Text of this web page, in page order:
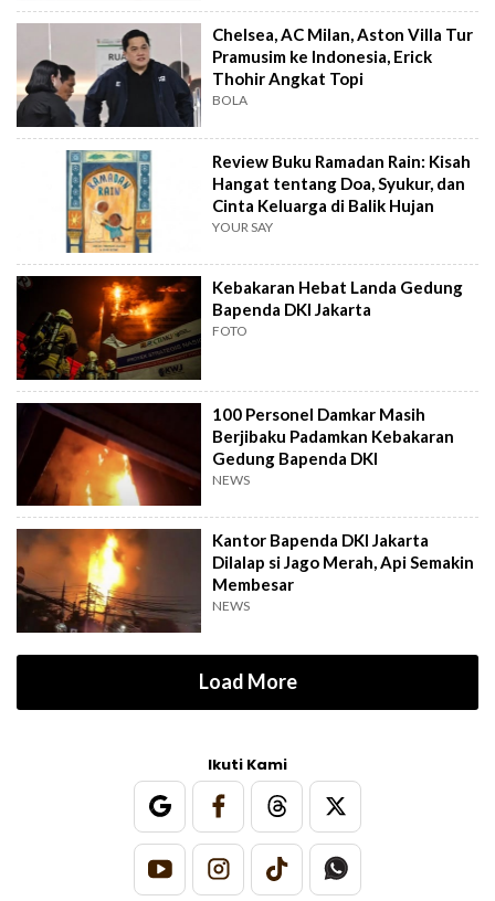
Chelsea, AC Milan, Aston Villa Tur
Pramusim ke Indonesia, Erick
Thohir Angkat Topi
BOLA
Review Buku Ramadan Rain: Kisah
Hangat tentang Doa, Syukur, dan
Cinta Keluarga di Balik Hujan
YOUR SAY
Kebakaran Hebat Landa Gedung
Bapenda DKI Jakarta
FOTO
100 Personel Damkar Masih
Berjibaku Padamkan Kebakaran
Gedung Bapenda DKI
NEWS
Kantor Bapenda DKI Jakarta
Dilalap si Jago Merah, Api Semakin
Membesar
NEWS
Load More
Ikuti Kami